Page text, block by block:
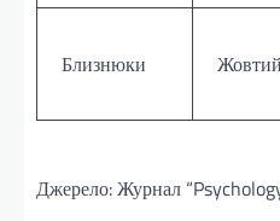
Близнюки Жовтий
Джерело: Журнал